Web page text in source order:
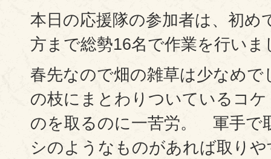
本日の応援隊の参加者は、初め
方まで総勢16名で作業を行いま
春先なので畑の雑草は少なめで
の枝にまとわりついているコ
のを取るのに一苦労。 軍手で
シのようなものがあれば取り